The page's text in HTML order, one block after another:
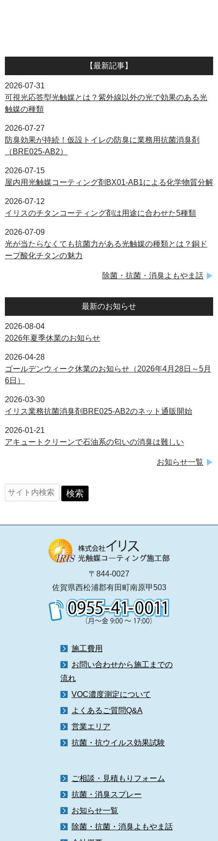
【最新記事】
2026-07-31
可視光応答型光触媒とは？紫外線以外の光で効果のある光
触媒の種類
2026-07-27
防臭効果が持続！仮設トイレの防臭に業務用抗菌消臭剤
（BRE025-AB2）
2026-07-15
屋内用光触媒コーティング剤BX01-AB1による化学物質分解
2026-07-12
イリスのチタンコーティング剤は用途に合わせた5種類
2026-07-09
光が当たらなくても抗菌力がある光触媒の種類とは？銅ド
ープ酸化チタンの魅力
除菌・抗菌・消臭よもやま話
最新のお知らせ
2026-08-04
2026年夏季休業のお知らせ
2026-04-28
ゴールデンウィーク休業のお知らせ（2026年4月28日～5月
6日）
2026-03-30
イリス業務抗菌消臭剤BRE025-AB2のネット通販開始
2026-01-21
アキュートクリーンで石油系の匂いの消臭は難しい
お知らせ一覧
〒844-0027
佐賀県西松浦郡有田町南原甲503
施工費用
お問い合わせから施工までの
流れ
VOC濃度測定について
よくあるご質問Q&A
営業エリア
抗菌・抗ウイルス効果試験
ご相談・見積もりフォーム
抗菌・消臭スプレー
お知らせ一覧
除菌・抗菌・消臭よもやま話